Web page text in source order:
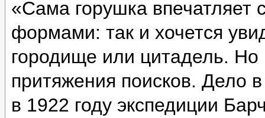
«Сама горушка
формами: так и хочется
городище или цитадель. Но
притяжения поисков. Дело
в 1922 году экспедиции